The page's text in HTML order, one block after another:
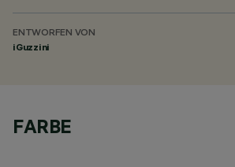
ENTWORFEN VON
iGuzzini
FARBE